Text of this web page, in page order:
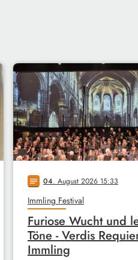
notes 04. August 2026 15:33
Immling Festival
Furiose Wucht und
Töne - Verdis
Immling